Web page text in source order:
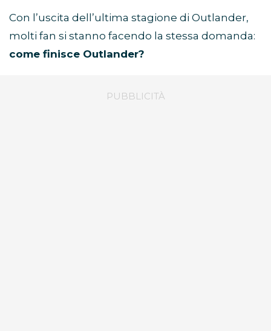
Con l’uscita dell’ultima stagione di Outlander,
molti fan si stanno facendo la stessa domanda:
come finisce Outlander?